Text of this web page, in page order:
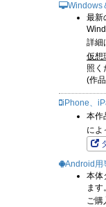
Windows
最新
詳細
仮想
照く
(作
iPhone、
本作
によ
Android用
本体
ます。
ご購